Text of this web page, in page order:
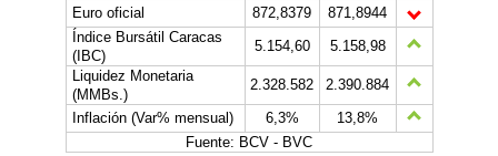
Euro oficial
872,8379
871,8944
Índice Bursátil Caracas
(IBC)
5.154,60
5.158,98
Liquidez Monetaria
(MMBs.)
2.328.582
2.390.884
Inflación (Var% mensual)
6,3%
13,8%
Fuente: BCV - BVC